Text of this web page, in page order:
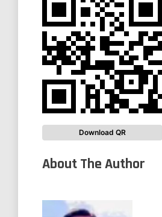
Download QR
About The Author